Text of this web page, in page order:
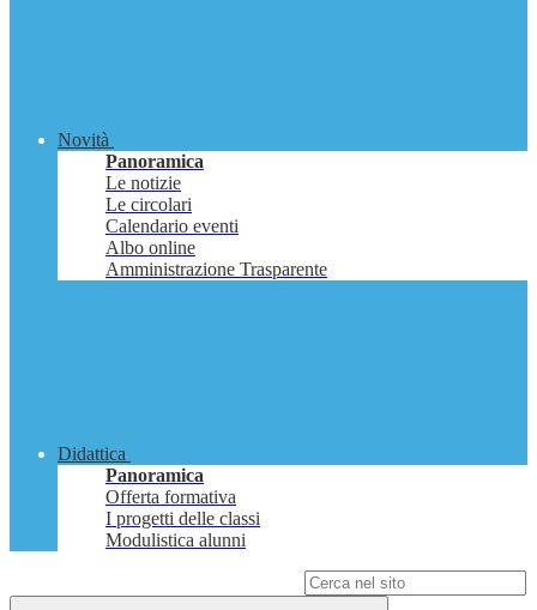
Novità
Panoramica
Le notizie
Le circolari
Calendario eventi
Albo online
Amministrazione Trasparente
Didattica
Panoramica
Offerta formativa
I progetti delle classi
Modulistica alunni